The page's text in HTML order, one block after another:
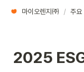
마이오렌지㈜ / 주요
2025